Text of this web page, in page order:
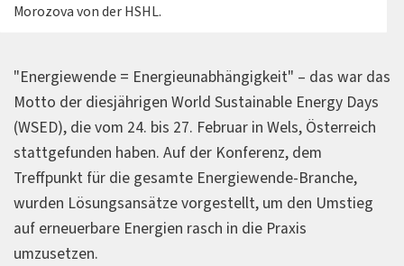
Morozova von der HSHL.
"Energiewende = Energieunabhängigkeit" – das war das
Motto der diesjährigen World Sustainable Energy Days
(WSED), die vom 24. bis 27. Februar in Wels, Österreich
stattgefunden haben. Auf der Konferenz, dem
Treffpunkt für die gesamte Energiewende-Branche,
wurden Lösungsansätze vorgestellt, um den Umstieg
auf erneuerbare Energien rasch in die Praxis
umzusetzen.